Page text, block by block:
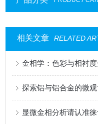
相关文章 RELATED
金相学：色彩与相衬
探索铝与铝合金的微
显微金相分析请认准